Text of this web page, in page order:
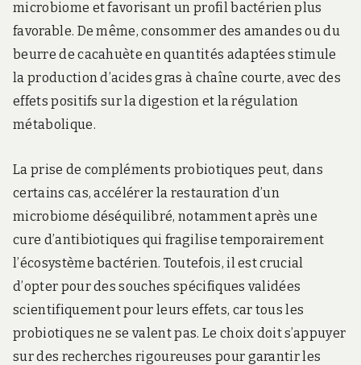
microbiome et favorisant un profil bactérien plus
favorable. De même, consommer des amandes ou du
beurre de cacahuète en quantités adaptées stimule
la production d’acides gras à chaîne courte, avec des
effets positifs sur la digestion et la régulation
métabolique.
La prise de compléments probiotiques peut, dans
certains cas, accélérer la restauration d’un
microbiome déséquilibré, notamment après une
cure d’antibiotiques qui fragilise temporairement
l’écosystème bactérien. Toutefois, il est crucial
d’opter pour des souches spécifiques validées
scientifiquement pour leurs effets, car tous les
probiotiques ne se valent pas. Le choix doit s’appuyer
sur des recherches rigoureuses pour garantir les